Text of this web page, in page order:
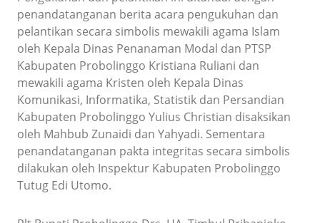
penandatanganan berita acara pengukuhan dan
pelantikan secara simbolis mewakili agama Islam
oleh Kepala Dinas Penanaman Modal dan PTSP
Kabupaten Probolinggo Kristiana Ruliani dan
mewakili agama Kristen oleh Kepala Dinas
Komunikasi, Informatika, Statistik dan Persandian
Kabupaten Probolinggo Yulius Christian disaksikan
oleh Mahbub Zunaidi dan Yahyadi. Sementara
penandatanganan pakta integritas secara simbolis
dilakukan oleh Inspektur Kabupaten Probolinggo
Tutug Edi Utomo.